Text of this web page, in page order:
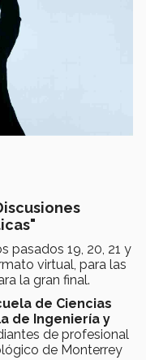
pasados 19, 20, 21 y
virtual, para las
la gran final.
de Ciencias
de Ingeniería y
de profesional
de Monterrey